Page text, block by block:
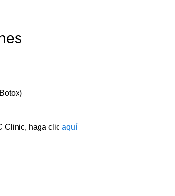
Clinic, haga clic aquí.